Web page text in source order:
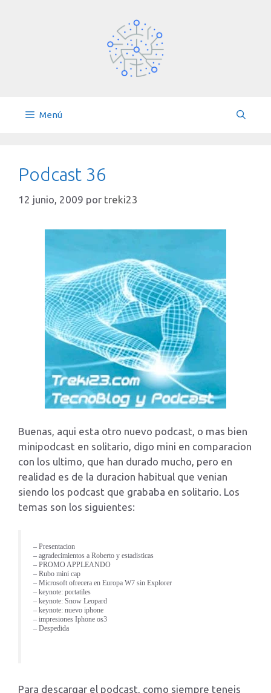
Menú
Podcast 36
12 junio, 2009 por treki23
Buenas, aqui esta otro nuevo podcast, o mas bien
minipodcast en solitario, digo mini en comparacion
con los ultimo, que han durado mucho, pero en
realidad es de la duracion habitual que venian
siendo los podcast que grababa en solitario. Los
temas son los siguientes:
– Presentacion
– agradecimientos a Roberto y estadisticas
– PROMO APPLEANDO
– Rubo mini cap
– Microsoft ofrecera en Europa W7 sin Explorer
– keynote: portatiles
– keynote: Snow Leopard
– keynote: nuevo iphone
– impresiones Iphone os3
– Despedida
Para descargar el podcast, como siempre teneis